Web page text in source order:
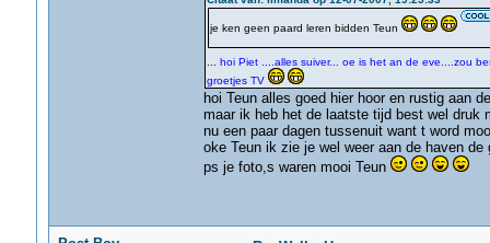
je ken geen paard leren bidden Teun
hoi Piet ....alles suiver... oe is het an de eve....zou
groetjes TV
hoi Teun alles goed hier hoor en rustig aan
maar ik heb het de laatste tijd best wel druk
nu een paar dagen tussenuit want t word
oke Teun ik zie je wel weer aan de haven
ps je foto,s waren mooi Teun